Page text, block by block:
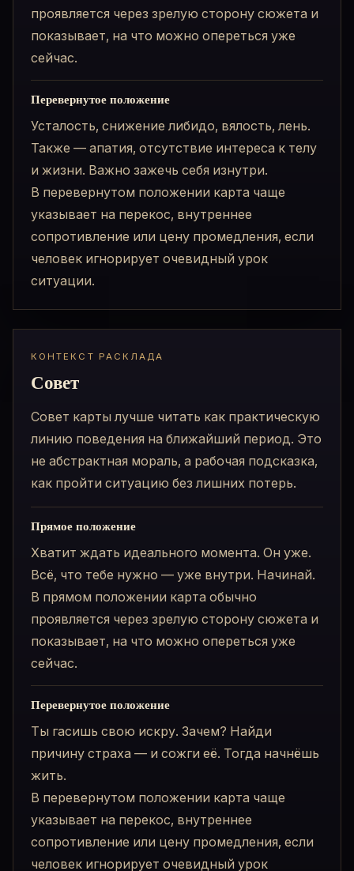
проявляется через зрелую сторону сюжета и
показывает, на что можно опереться уже
сейчас.
Перевернутое положение
Усталость, снижение либидо, вялость, лень.
Также — апатия, отсутствие интереса к телу
и жизни. Важно зажечь себя изнутри.
В перевернутом положении карта чаще
указывает на перекос, внутреннее
сопротивление или цену промедления, если
человек игнорирует очевидный урок
ситуации.
КОНТЕКСТ РАСКЛАДА
Совет
Совет карты лучше читать как практическую
линию поведения на ближайший период. Это
не абстрактная мораль, а рабочая подсказка,
как пройти ситуацию без лишних потерь.
Прямое положение
Хватит ждать идеального момента. Он уже.
Всё, что тебе нужно — уже внутри. Начинай.
В прямом положении карта обычно
проявляется через зрелую сторону сюжета и
показывает, на что можно опереться уже
сейчас.
Перевернутое положение
Ты гасишь свою искру. Зачем? Найди
причину страха — и сожги её. Тогда начнёшь
жить.
В перевернутом положении карта чаще
указывает на перекос, внутреннее
сопротивление или цену промедления, если
человек игнорирует очевидный урок